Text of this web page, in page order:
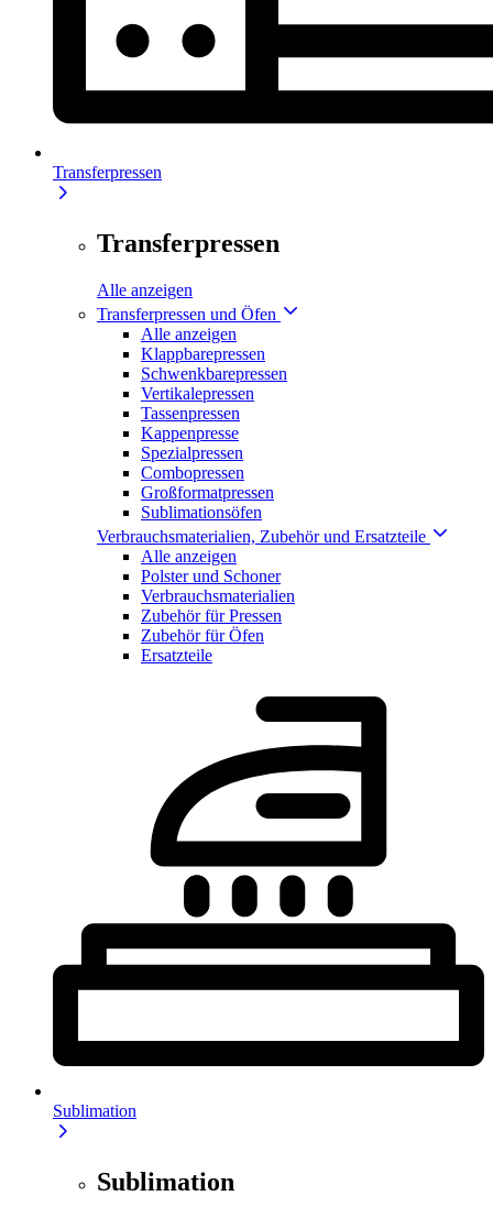
Transferpressen
Transferpressen
Alle anzeigen
Transferpressen und Öfen
Alle anzeigen
Klappbarepressen
Schwenkbarepressen
Vertikalepressen
Tassenpressen
Kappenpresse
Spezialpressen
Combopressen
Großformatpressen
Sublimationsöfen
Verbrauchsmaterialien, Zubehör und Ersatzteile
Alle anzeigen
Polster und Schoner
Verbrauchsmaterialien
Zubehör für Pressen
Zubehör für Öfen
Ersatzteile
Sublimation
Sublimation